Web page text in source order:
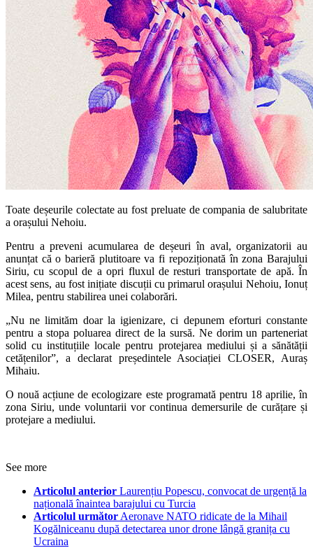
Toate deșeurile colectate au fost preluate de compania de salubritate
a orașului Nehoiu.
Pentru a preveni acumularea de deșeuri în aval, organizatorii au
anunțat că o barieră plutitoare va fi repoziționată în zona Barajului
Siriu, cu scopul de a opri fluxul de resturi transportate de apă. În
acest sens, au fost inițiate discuții cu primarul orașului Nehoiu, Ionuț
Milea, pentru stabilirea unei colaborări.
„Nu ne limităm doar la igienizare, ci depunem eforturi constante
pentru a stopa poluarea direct de la sursă. Ne dorim un parteneriat
solid cu instituțiile locale pentru protejarea mediului și a sănătății
cetățenilor”, a declarat președintele Asociației CLOSER, Auraș
Mihaiu.
O nouă acțiune de ecologizare este programată pentru 18 aprilie, în
zona Siriu, unde voluntarii vor continua demersurile de curățare și
protejare a mediului.
See more
Articolul anterior Laurențiu Popescu, convocat de urgență la
națională înaintea barajului cu Turcia
Articolul următor Aeronave NATO ridicate de la Mihail
Kogălniceanu după detectarea unor drone lângă granița cu
Ucraina